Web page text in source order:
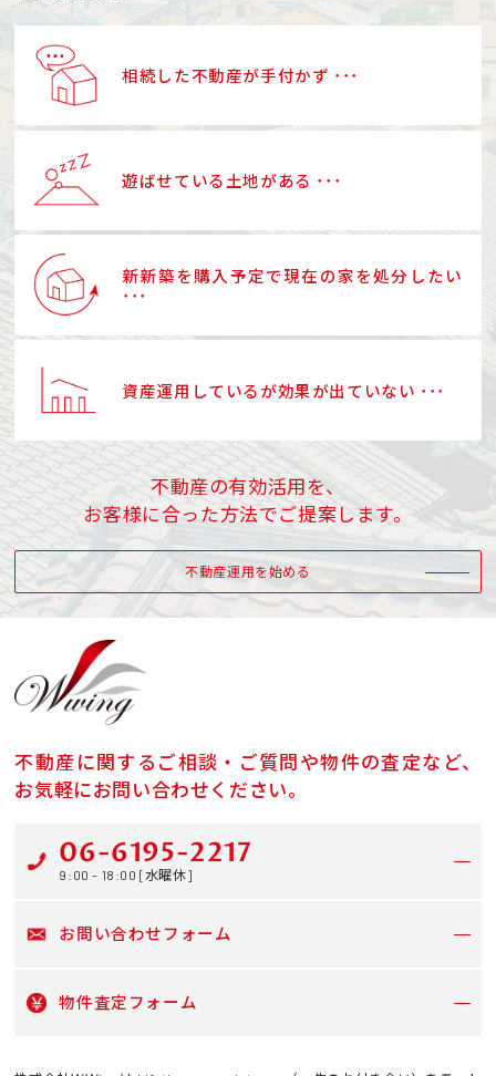
相続した不動産が手付かず ･･･
遊ばせている土地がある ･･･
新新築を購入予定で現在の家を処分したい
･･･
資産運用しているが効果が出ていない ･･･
不動産の有効活用を、
お客様に合った方法でご提案します。
不動産運用を始める
不動産に関するご相談・ご質問や物件の査定など、
お気軽にお問い合わせください。
06-6195-2217
9:00 - 18:00 [水曜休]
お問い合わせフォーム
物件査定フォーム